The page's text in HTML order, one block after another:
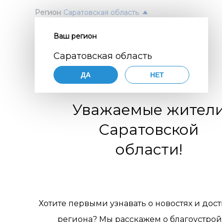
Регион Саратовская область
Ваш регион
Саратовская область
ДА НЕТ
Уважаемые
Саратовской
области!
Хотите первыми узнавать о новостях и
региона? Мы расскажем о
Нажимая
по
Цели
1.